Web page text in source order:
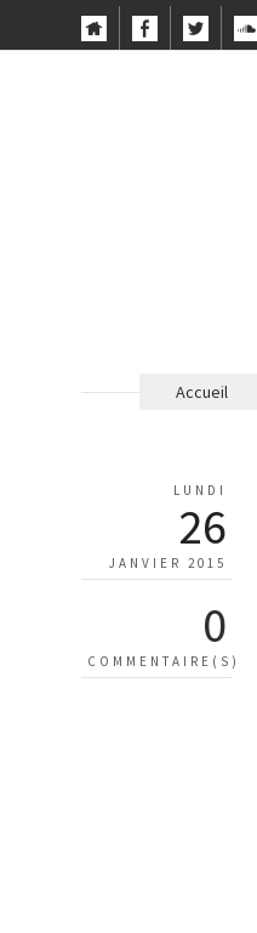
Accueil
LUNDI
26
JANVIER 2015
0
COMMENTAIRE(S)